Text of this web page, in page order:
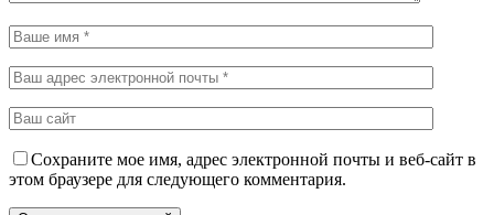
Сохраните мое имя, адрес электронной почты и веб-сайт в
этом браузере для следующего комментария.